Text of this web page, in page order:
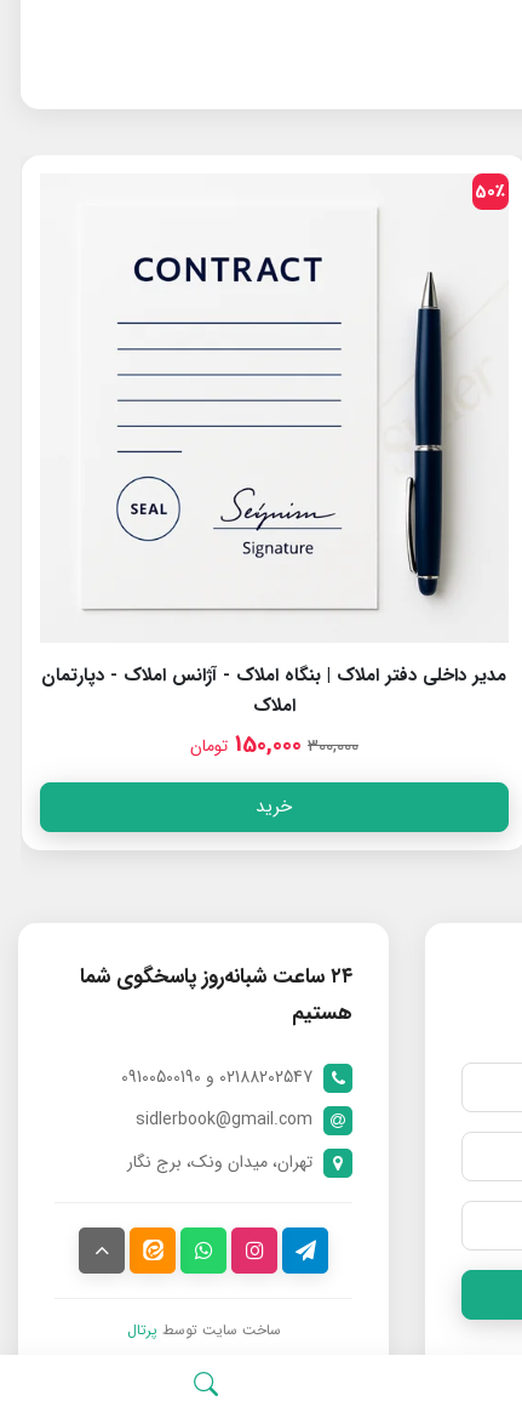
50٪
مدیر داخلی دفتر املاک | بنگاه املاک - آژانس املاک - دپارتمان
املاک
300,000
150,000 تومان
خرید
۲۴ ساعت شبانه‌روز پاسخگوی شما
هستیم
02188202547 و 09100500190
sidlerbook@gmail.com
تهران، میدان ونک، برج نگار
ساخت سایت توسط پرتال